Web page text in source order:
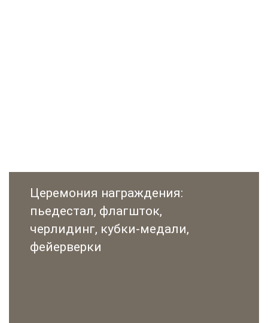
Церемония награждения:
пьедестал, флагшток,
черлидинг, кубки-медали,
фейерверки